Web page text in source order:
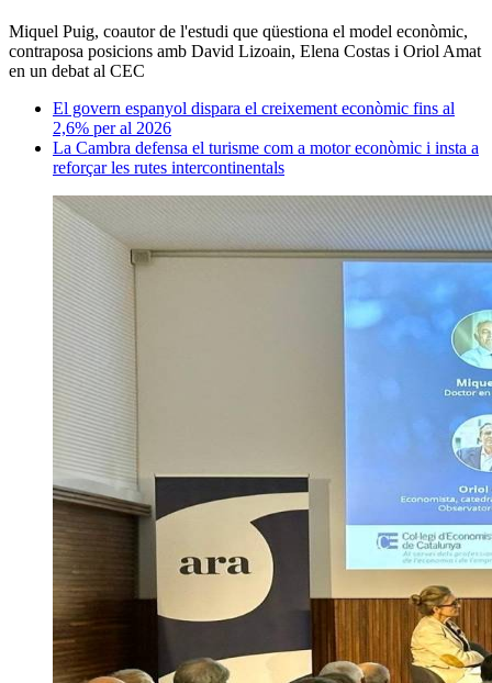
Miquel Puig, coautor de l'estudi que qüestiona el model econòmic,
contraposa posicions amb David Lizoain, Elena Costas i Oriol Amat
en un debat al CEC
El govern espanyol dispara el creixement econòmic fins al
2,6% per al 2026
La Cambra defensa el turisme com a motor econòmic i insta a
reforçar les rutes intercontinentals